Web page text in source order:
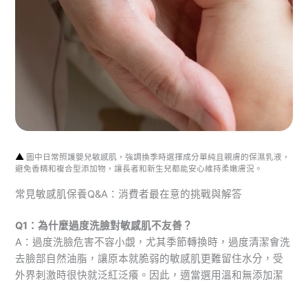
▲ 圖中日常照護嬰兒敏感肌，強調換季時選擇成分單純且親膚的保濕乳液，
避免香精和複合型添加物，讓長者和新生兒都能安心維持柔嫩膚況。
常見敏感肌保養Q&A：消費者最在意的挑戰與解答
Q1：為什麼過度洗臉對敏感肌不友善？
A：過度洗臉危害不容小覷，尤其季節轉換時，過度清潔會洗
去臉部自然油脂，讓原本就脆弱的敏感肌更難留住水分，受
外界刺激時很快就泛紅泛癢。因此，適當選用溫和無添加潔